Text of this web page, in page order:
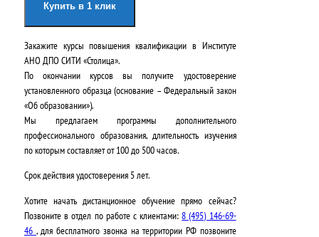
Купить в 1 клик
Закажите курсы повышения квалификации в Институте
АНО ДПО СИТИ «Столица».
По окончании курсов вы получите удостоверение
установленного образца (основание – Федеральный закон
«Об образовании»).
Мы предлагаем программы дополнительного
профессионального образования, длительность изучения
по которым составляет от 100 до 500 часов.
Срок действия удостоверения 5 лет.
Хотите начать дистанционное обучение прямо сейчас?
Позвоните в отдел по работе с клиентами:8 (495) 146-69-
46 , для бесплатного звонка на территории РФ позвоните